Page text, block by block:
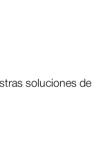
soluciones de